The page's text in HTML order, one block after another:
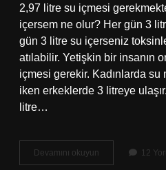
2,97 litre su içmesi
içersem ne olur? Her gün 3
gün 3 litre su içerseniz
atılabilir. Yetişkin bir insanın
içmesi gerekir. Kadınlarda su
iken erkeklerde 3 litreye
litre…
Devamını okuyun
Kilo
12